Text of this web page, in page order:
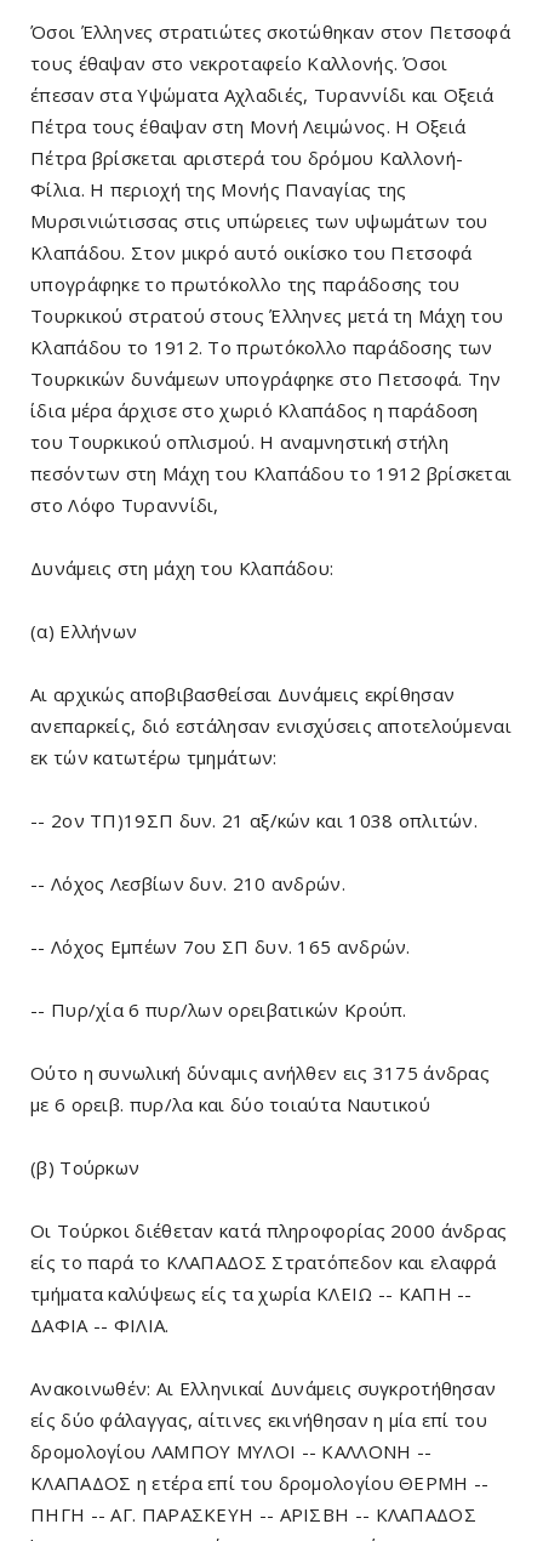
Όσοι Έλληνες στρατιώτες σκοτώθηκαν στον Πετσοφά
τους έθαψαν στο νεκροταφείο Καλλονής. Όσοι
έπεσαν στα Υψώματα Αχλαδιές, Τυραννίδι και Οξειά
Πέτρα τους έθαψαν στη Μονή Λειμώνος. Η Οξειά
Πέτρα βρίσκεται αριστερά του δρόμου Καλλονή-
Φίλια. Η περιοχή της Μονής Παναγίας της
Μυρσινιώτισσας στις υπώρειες των υψωμάτων του
Κλαπάδου. Στον μικρό αυτό οικίσκο του Πετσοφά
υπογράφηκε το πρωτόκολλο της παράδοσης του
Τουρκικού στρατού στους Έλληνες μετά τη Μάχη του
Κλαπάδου το 1912. Το πρωτόκολλο παράδοσης των
Τουρκικών δυνάμεων υπογράφηκε στο Πετσοφά. Την
ίδια μέρα άρχισε στο χωριό Κλαπάδος η παράδοση
του Τουρκικού οπλισμού. Η αναμνηστική στήλη
πεσόντων στη Μάχη του Κλαπάδου το 1912 βρίσκεται
στο Λόφο Τυραννίδι,
Δυνάμεις στη μάχη του Κλαπάδου:
(α) Ελλήνων
Αι αρχικώς αποβιβασθείσαι Δυνάμεις εκρίθησαν
ανεπαρκείς, διό εστάλησαν ενισχύσεις αποτελούμεναι
εκ τών κατωτέρω τμημάτων:
-- 2ον ΤΠ)19ΣΠ δυν. 21 αξ/κών και 1038 οπλιτών.
-- Λόχος Λεσβίων δυν. 210 ανδρών.
-- Λόχος Εμπέων 7ου ΣΠ δυν. 165 ανδρών.
-- Πυρ/χία 6 πυρ/λων ορειβατικών Κρούπ.
Ούτο η συνωλική δύναμις ανήλθεν εις 3175 άνδρας
με 6 ορειβ. πυρ/λα και δύο τοιαύτα Ναυτικού
(β) Τούρκων
Οι Τούρκοι διέθεταν κατά πληροφορίας 2000 άνδρας
είς το παρά το ΚΛΑΠΑΔΟΣ Στρατόπεδον και ελαφρά
τμήματα καλύψεως είς τα χωρία ΚΛΕΙΩ -- ΚΑΠΗ --
ΔΑΦΙΑ -- ΦΙΛΙΑ.
Ανακοινωθέν: Αι Ελληνικαί Δυνάμεις συγκροτήθησαν
είς δύο φάλαγγας, αίτινες εκινήθησαν η μία επί του
δρομολογίου ΛΑΜΠΟΥ ΜΥΛΟΙ -- ΚΑΛΛΟΝΗ --
ΚΛΑΠΑΔΟΣ η ετέρα επί του δρομολογίου ΘΕΡΜΗ --
ΠΗΓΗ -- ΑΓ. ΠΑΡΑΣΚΕΥΗ -- ΑΡΙΣΒΗ -- ΚΛΑΠΑΔΟΣ